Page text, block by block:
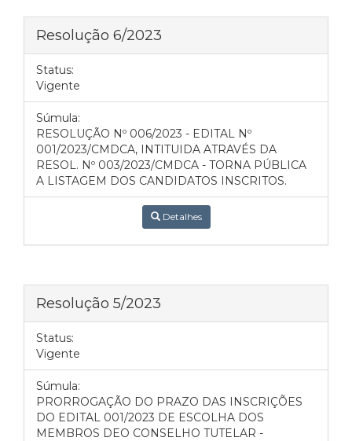
Resolução 6/2023
Status:
Vigente
Súmula:
RESOLUÇÃO Nº 006/2023 - EDITAL Nº
001/2023/CMDCA, INTITUIDA ATRAVÉS DA
RESOL. Nº 003/2023/CMDCA - TORNA PÚBLICA
A LISTAGEM DOS CANDIDATOS INSCRITOS.
Detalhes
Resolução 5/2023
Status:
Vigente
Súmula:
PRORROGAÇÃO DO PRAZO DAS INSCRIÇÕES
DO EDITAL 001/2023 DE ESCOLHA DOS
MEMBROS DEO CONSELHO TUTELAR -